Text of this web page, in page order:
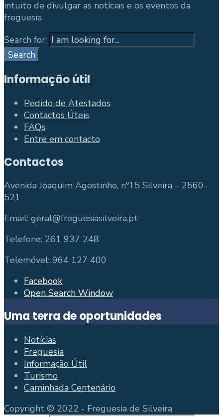
intuito de divulgar as notícias e os eventos da
freguesia
Search for:
Search
Informação útil
Pedido de Atestados
Contactos Úteis
FAQs
Entre em contacto
Contactos
Avenida Joaquim Agostinho, nº15 Silveira – 2560-
521
Email: geral@freguesiasilveira.pt
Telefone: 261 937 248
Telemóvel: 964 127 400
Facebook
Open Search Window
Uma terra de oportunidades
Notícias
Freguesia
Informação Útil
Turismo
Caminhada Centenário
Copyright © 2022 - Freguesia de Silveira